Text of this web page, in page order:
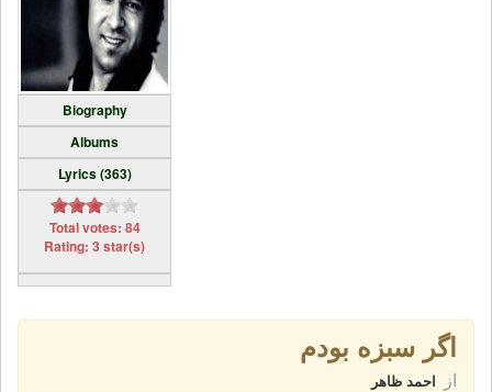
Biography
Albums
Lyrics (363)
Total votes: 84
Rating: 3 star(s)
اگر سبزه بودم
از احمد ظاهر